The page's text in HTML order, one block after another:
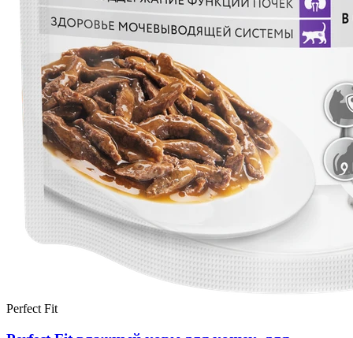
Perfect Fit